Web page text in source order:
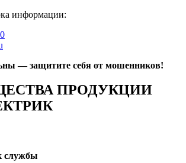
информации:
— защитите себя от мошенников!
ПРОДУКЦИИ
службы